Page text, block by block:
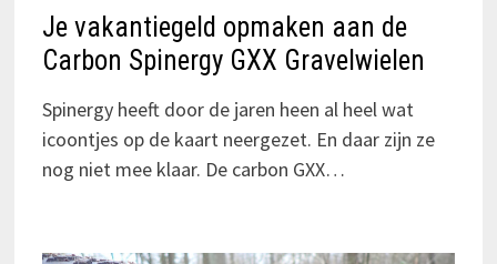
Je vakantiegeld opmaken aan de
Carbon Spinergy GXX Gravelwielen
Spinergy heeft door de jaren heen al heel wat
icoontjes op de kaart neergezet. En daar zijn ze
nog niet mee klaar. De carbon GXX…